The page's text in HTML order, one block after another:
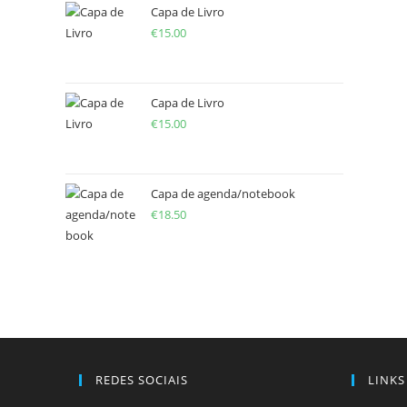
Capa de Livro
€15.00
Capa de Livro
€15.00
Capa de agenda/notebook
€18.50
REDES SOCIAIS